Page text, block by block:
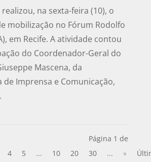
realizou, na sexta-feira (10), o
mobilização no Fórum Rodolfo
em Recife. A atividade contou
do Coordenador-Geral do
Mascena, da
Imprensa e Comunicação,
Página 1 de
4 5 ... 10 20 30 ... »